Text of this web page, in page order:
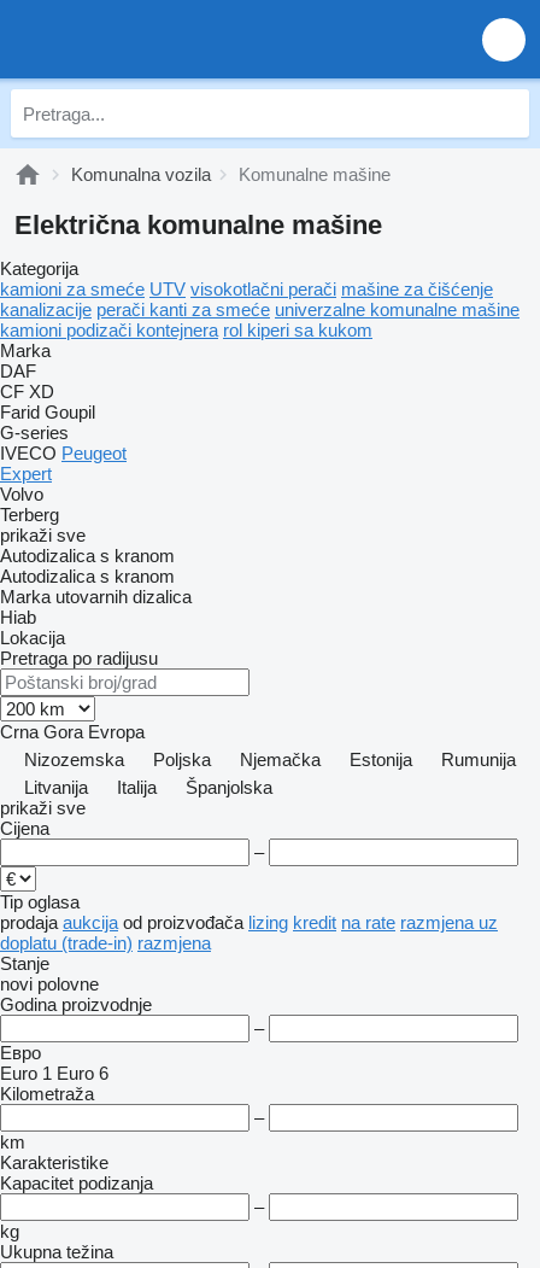
Komunalna vozila Komunalne mašine
Električna komunalne mašine
Kategorija
kamioni za smeće UTV visokotlačni perači mašine za čišćenje
kanalizacije perači kanti za smeće univerzalne komunalne mašine
kamioni podizači kontejnera rol kiperi sa kukom
Marka
DAF
CF XD
Farid Goupil
G-series
IVECO Peugeot
Expert
Volvo
Terberg
prikaži sve
Autodizalica s kranom
Autodizalica s kranom
Marka utovarnih dizalica
Hiab
Lokacija
Pretraga po radijusu
Crna Gora Evropa
Nizozemska
Poljska Njemačka Estonija
Rumunija
Litvanija
Italija
Španjolska
prikaži sve
Cijena
–
Tip oglasa
prodaja aukcija od proizvođača lizing kredit na rate razmjena uz
doplatu (trade-in) razmjena
Stanje
novi polovne
Godina proizvodnje
–
Евро
Euro 1 Euro 6
Kilometraža
–
km
Karakteristike
Kapacitet podizanja
–
kg
Ukupna težina